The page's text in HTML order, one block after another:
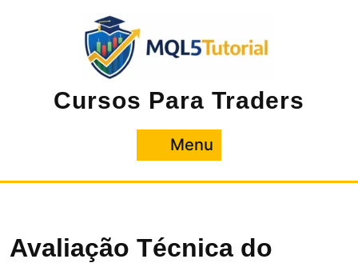
Cursos Para Traders
Menu
Avaliação Técnica do